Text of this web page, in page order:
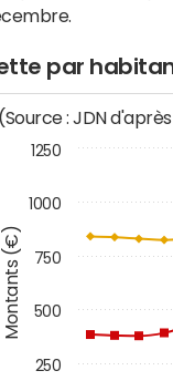
par
Montants (€)
(Source : JDN
250
500
750
1000
1250